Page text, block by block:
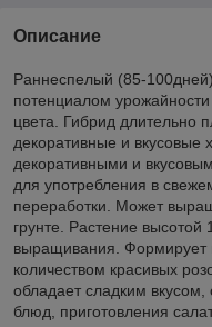
Описание
Раннеспелый (85-
потенциалом
цвета. Гибрид длительно
декоративные и вкусовые
декоративными и
для употребления в
переработки. Может
грунте. Растение высотой
выращивания. Формирует
количеством красивых
обладает сладким вкусом,
блюд, приготовления